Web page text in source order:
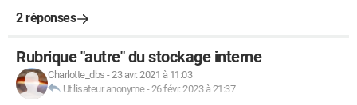
2 réponses
Rubrique "autre" du stockage interne
Charlotte_dbs -23 avr. 2021 à 11:03
Utilisateur anonyme-26 févr. 2023 à 21:37